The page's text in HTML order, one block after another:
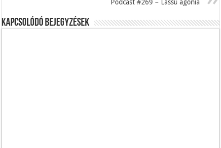
Podcast #269 – Lassú agónia
Kapcsolódó bejegyzések